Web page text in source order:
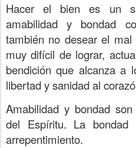
Hacer el bien es un
amabilidad y bondad
también no desear el
muy difícil de lograr,
bendición que alcanza a
libertad y sanidad al
Amabilidad y bondad
del Espíritu. La
arrepentimiento.